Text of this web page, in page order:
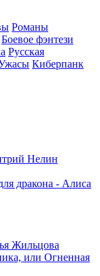
Романы
Боевое фэнтези
Русская
Киберпанк
Нелин
дракона - Алиса
Жильцова
или Огненная